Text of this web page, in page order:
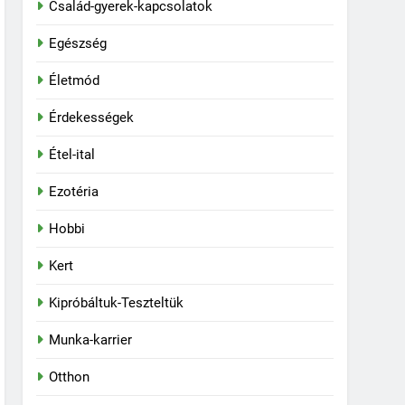
Család-gyerek-kapcsolatok
Egészség
Életmód
Érdekességek
Étel-ital
Ezotéria
Hobbi
Kert
Kipróbáltuk-Teszteltük
Munka-karrier
Otthon